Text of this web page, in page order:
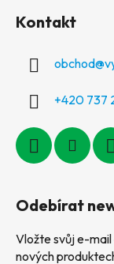
Kontakt
obchod@
+420 737
Odebírat
Vložte svůj e-
nových